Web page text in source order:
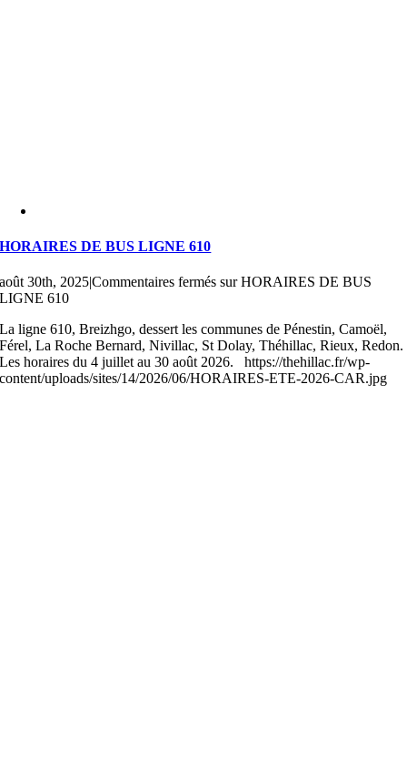
HORAIRES DE BUS LIGNE 610
août 30th, 2025|Commentaires fermés sur HORAIRES DE BUS
LIGNE 610
La ligne 610, Breizhgo, dessert les communes de Pénestin, Camoël,
Férel, La Roche Bernard, Nivillac, St Dolay, Théhillac, Rieux, Redon.
Les horaires du 4 juillet au 30 août 2026. https://thehillac.fr/wp-
content/uploads/sites/14/2026/06/HORAIRES-ETE-2026-CAR.jpg